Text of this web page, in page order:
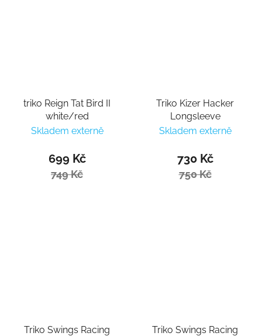
triko Reign Tat Bird II
white/red
Skladem externě
699 Kč
749 Kč
Triko Kizer Hacker
Longsleeve
Skladem externě
730 Kč
750 Kč
Triko Swings Racing
Triko Swings Racing